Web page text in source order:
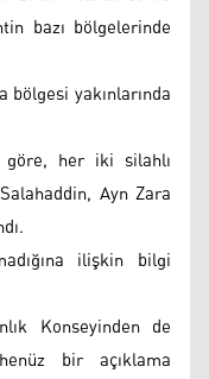
bazı bölgelerinde
yakınlarında
göre, her iki silahlı
Ayn Zara
ilişkin bilgi
Konseyinden de
bir açıklama